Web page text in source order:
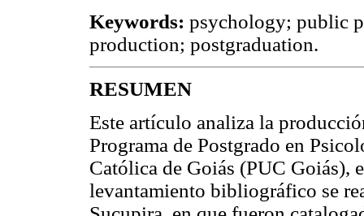
Keywords: psychology; public
production; postgraduation.
RESUMEN
Este artículo analiza la
Programa de Postgrado en
Católica de Goiás (PUC Goiás),
levantamiento bibliográfico se